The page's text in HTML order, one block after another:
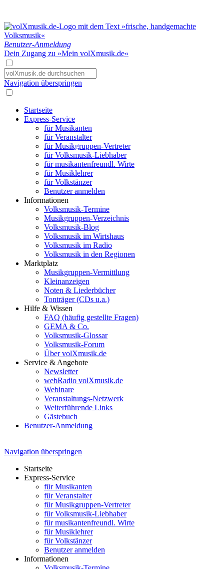
Benutzer-Anmeldung
Dein Zugang zu »Mein volXmusik.de«
Navigation überspringen
Startseite
Express-Service
für Musikanten
für Veranstalter
für Musikgruppen-Vertreter
für Volksmusik-Liebhaber
für musikantenfreundl. Wirte
für Musiklehrer
für Volkstänzer
Benutzer anmelden
Informationen
Volksmusik-Termine
Musikgruppen-Verzeichnis
Volksmusik-Blog
Volksmusik im Wirtshaus
Volksmusik im Radio
Volksmusik in den Regionen
Marktplatz
Musikgruppen-Vermittlung
Kleinanzeigen
Noten & Liederbücher
Tonträger (CDs u.a.)
Hilfe & Wissen
FAQ (häufig gestellte Fragen)
GEMA & Co.
Volksmusik-Glossar
Volksmusik-Forum
Über volXmusik.de
Service & Angebote
Newsletter
webRadio volXmusik.de
Webinare
Veranstaltungs-Netzwerk
Weiterführende Links
Gästebuch
Benutzer-Anmeldung
Navigation überspringen
Startseite
Express-Service
für Musikanten
für Veranstalter
für Musikgruppen-Vertreter
für Volksmusik-Liebhaber
für musikantenfreundl. Wirte
für Musiklehrer
für Volkstänzer
Benutzer anmelden
Informationen